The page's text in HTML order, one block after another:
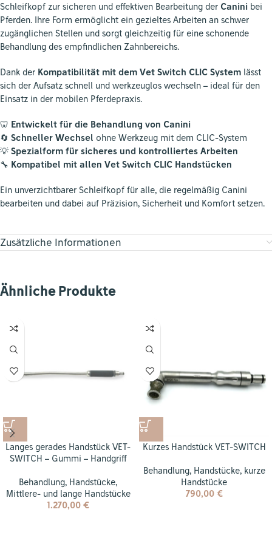
Schleifkopf zur sicheren und effektiven Bearbeitung der Canini bei
Pferden. Ihre Form ermöglicht ein gezieltes Arbeiten an schwer
zugänglichen Stellen und sorgt gleichzeitig für eine schonende
Behandlung des empfindlichen Zahnbereichs.
Dank der Kompatibilität mit dem Vet Switch CLIC System lässt
sich der Aufsatz schnell und werkzeuglos wechseln – ideal für den
Einsatz in der mobilen Pferdepraxis.
🦷 Entwickelt für die Behandlung von Canini
🔄 Schneller Wechsel ohne Werkzeug mit dem CLIC-System
💡 Spezialform für sicheres und kontrolliertes Arbeiten
🔧 Kompatibel mit allen Vet Switch CLIC Handstücken
Ein unverzichtbarer Schleifkopf für alle, die regelmäßig Canini
bearbeiten und dabei auf Präzision, Sicherheit und Komfort setzen.
Zusätzliche Informationen
Ähnliche Produkte
Langes gerades Handstück VET-
SWITCH – Gummi – Handgriff
Behandlung, Handstücke,
Mittlere- und lange Handstücke
1.270,00 €
Kurzes Handstück VET-SWITCH
Behandlung, Handstücke, kurze
Handstücke
790,00 €